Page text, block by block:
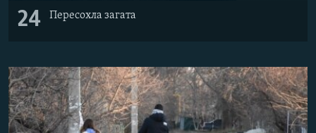
24 Пересохла загата